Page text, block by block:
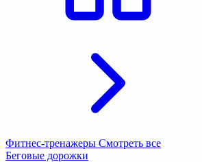
Фитнес-тренажеры Смотреть все
Беговые дорожки